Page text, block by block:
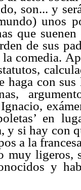
son... y
unos
que
de sus
comedia.
haga con
en
y si hay con
a la
muy ligeros,
y